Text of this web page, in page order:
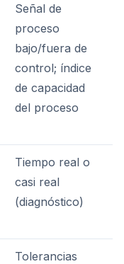
Señal de
proceso
bajo/fuera de
control; índice
de capacidad
del proceso
Tiempo real o
casi real
(diagnóstico)
Tolerancias